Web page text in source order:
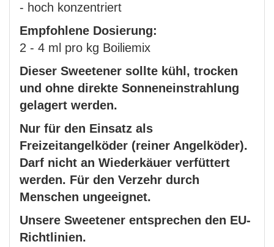
- hoch konzentriert
Empfohlene Dosierung:
2 - 4 ml pro kg Boiliemix
Dieser Sweetener sollte kühl, trocken
und ohne direkte Sonneneinstrahlung
gelagert werden.
Nur für den Einsatz als
Freizeitangelköder (reiner Angelköder).
Darf nicht an Wiederkäuer verfüttert
werden. Für den Verzehr durch
Menschen ungeeignet.
Unsere Sweetener entsprechen den EU-
Richtlinien.